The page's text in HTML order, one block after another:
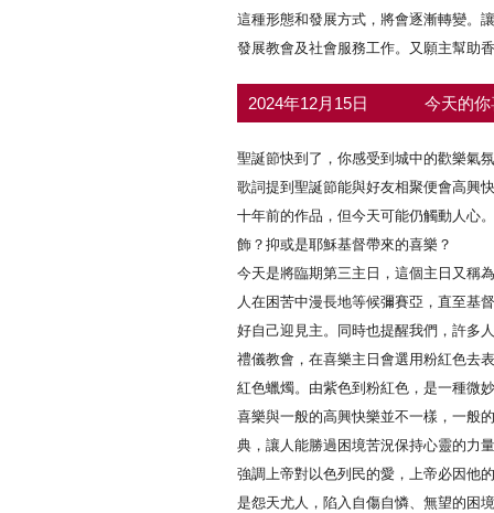
這種形態和發展方式，將會逐漸轉變。
發展教會及社會服務工作。又願主幫助
2024年12月15日 今天的
聖誕節快到了，你感受到城中的歡樂氣
歌詞提到聖誕節能與好友相聚便會高興
十年前的作品，但今天可能仍觸動人心
飾？抑或是耶穌基督帶來的喜樂？
今天是將臨期第三主日，這個主日又稱
人在困苦中漫長地等候彌賽亞，直至基
好自己迎見主。同時也提醒我們，許多
禮儀教會，在喜樂主日會選用粉紅色去
紅色蠟燭。由紫色到粉紅色，是一種微
喜樂與一般的高興快樂並不一樣，一般
典，讓人能勝過困境苦況保持心靈的力
強調上帝對以色列民的愛，上帝必因他
是怨天尤人，陷入自傷自憐、無望的困